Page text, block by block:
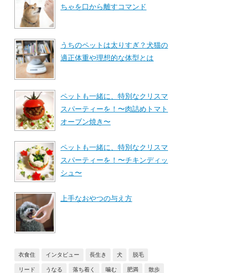
ちゃを口から離すコマンド
うちのペットは太りすぎ？犬猫の
適正体重や理想的な体型とは
ペットも一緒に、特別なクリスマ
スパーティーを！〜肉詰めトマト
オーブン焼き〜
ペットも一緒に、特別なクリスマ
スパーティーを！〜チキンディッ
シュ〜
上手なおやつの与え方
衣食住 インタビュー 長生き 犬 脱毛
リード うなる 落ち着く 噛む 肥満 散歩